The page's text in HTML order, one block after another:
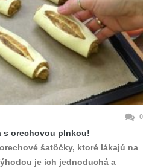
0
s orechovou plnkou!
šatôčky, ktoré lákajú na
je ich jednoduchá a